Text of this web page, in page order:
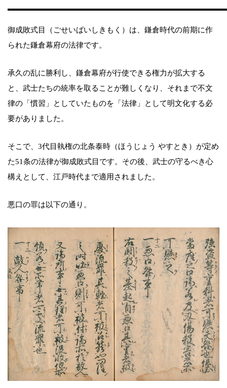
御成敗式目（ごせいばいしきもく）は、鎌倉時代の前期に作
られた鎌倉幕府の法律です。
承久の乱に勝利し、鎌倉幕府が行使できる権力が拡大する
と、武士たちの統率を取ることが難しくなり、それまで不文
律の「慣習」としていたものを「法律」として明文化する必
要がありました。
そこで、3代目執権の北条泰時（ほうじょう やすとき）が定め
た51条の法律が御成敗式目です。その後、武士の守るべき心
構えとして、江戸時代まで適用されました。
悪口の罪は以下の通り。